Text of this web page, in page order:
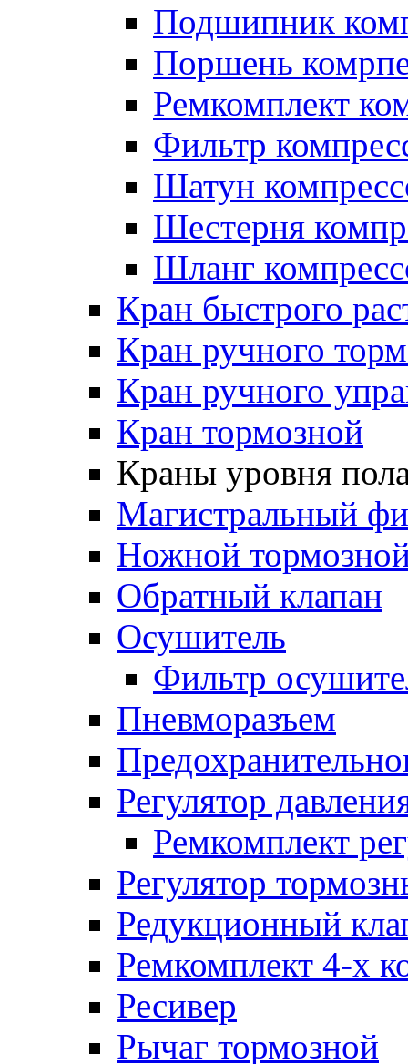
Подшипник
Поршень
Ремкомплект
Фильтр
Шатун
Шестерня
Шланг
Кран быстрого
Кран ручного
Кран ручного
Кран тормозной
Краны уровня
Магистральный
Ножной
Обратный клапан
Осушитель
Фильтр
Пневморазъем
Регулятор
Ремкомплект
Регулятор
Редукционный
Ремкомплект 4-х
Ресивер
Рычаг тормозной